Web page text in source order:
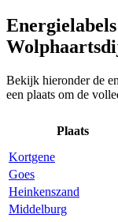
Bekijk hieronder de
een plaats om de
Plaats
Kortgene
Goes
Heinkenszand
Middelburg